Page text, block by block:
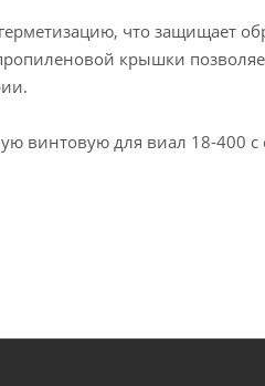
что защищает
крышки
винтовую для виал 18-400